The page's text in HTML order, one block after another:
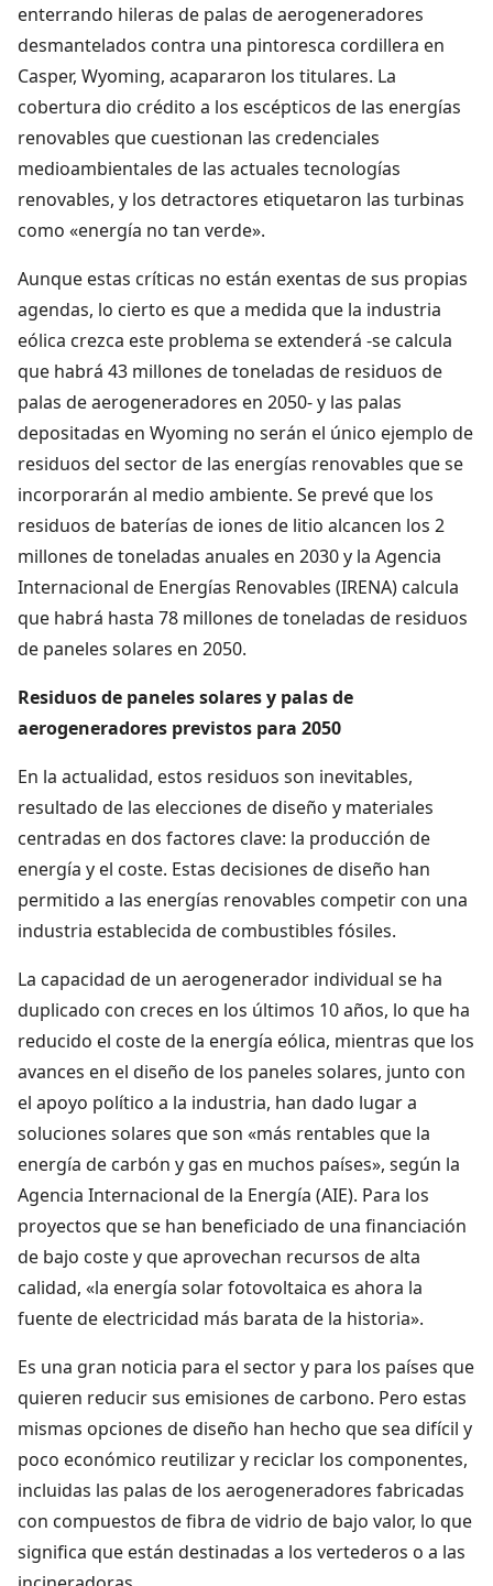
enterrando hileras de palas de aerogeneradores
desmantelados contra una pintoresca cordillera en
Casper, Wyoming, acapararon los titulares. La
cobertura dio crédito a los escépticos de las energías
renovables que cuestionan las credenciales
medioambientales de las actuales tecnologías
renovables, y los detractores etiquetaron las turbinas
como «energía no tan verde».
Aunque estas críticas no están exentas de sus propias
agendas, lo cierto es que a medida que la industria
eólica crezca este problema se extenderá -se calcula
que habrá 43 millones de toneladas de residuos de
palas de aerogeneradores en 2050- y las palas
depositadas en Wyoming no serán el único ejemplo de
residuos del sector de las energías renovables que se
incorporarán al medio ambiente. Se prevé que los
residuos de baterías de iones de litio alcancen los 2
millones de toneladas anuales en 2030 y la Agencia
Internacional de Energías Renovables (IRENA) calcula
que habrá hasta 78 millones de toneladas de residuos
de paneles solares en 2050.
Residuos de paneles solares y palas de
aerogeneradores previstos para 2050
En la actualidad, estos residuos son inevitables,
resultado de las elecciones de diseño y materiales
centradas en dos factores clave: la producción de
energía y el coste. Estas decisiones de diseño han
permitido a las energías renovables competir con una
industria establecida de combustibles fósiles.
La capacidad de un aerogenerador individual se ha
duplicado con creces en los últimos 10 años, lo que ha
reducido el coste de la energía eólica, mientras que los
avances en el diseño de los paneles solares, junto con
el apoyo político a la industria, han dado lugar a
soluciones solares que son «más rentables que la
energía de carbón y gas en muchos países», según la
Agencia Internacional de la Energía (AIE). Para los
proyectos que se han beneficiado de una financiación
de bajo coste y que aprovechan recursos de alta
calidad, «la energía solar fotovoltaica es ahora la
fuente de electricidad más barata de la historia».
Es una gran noticia para el sector y para los países que
quieren reducir sus emisiones de carbono. Pero estas
mismas opciones de diseño han hecho que sea difícil y
poco económico reutilizar y reciclar los componentes,
incluidas las palas de los aerogeneradores fabricadas
con compuestos de fibra de vidrio de bajo valor, lo que
significa que están destinadas a los vertederos o a las